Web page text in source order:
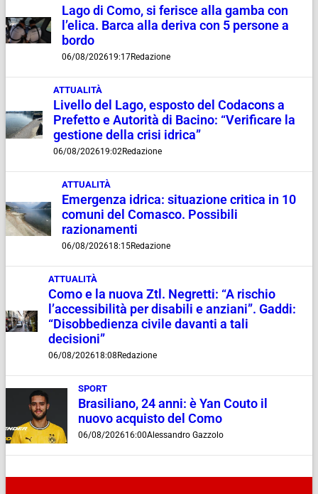
Lago di Como, si ferisce alla gamba con
l’elica. Barca alla deriva con 5 persone a
bordo
06/08/202619:17Redazione
ATTUALITÀ
Livello del Lago, esposto del Codacons a
Prefetto e Autorità di Bacino: “Verificare la
gestione della crisi idrica”
06/08/202619:02Redazione
ATTUALITÀ
Emergenza idrica: situazione critica in 10
comuni del Comasco. Possibili
razionamenti
06/08/202618:15Redazione
ATTUALITÀ
Como e la nuova Ztl. Negretti: “A rischio
l’accessibilità per disabili e anziani”. Gaddi:
“Disobbedienza civile davanti a tali
decisioni”
06/08/202618:08 Redazione
SPORT
Brasiliano, 24 anni: è Yan Couto il
nuovo acquisto del Como
06/08/202616:00Alessandro Gazzolo